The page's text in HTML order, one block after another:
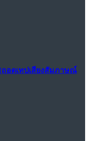
อดเทปเสียงสัมภาษณ์